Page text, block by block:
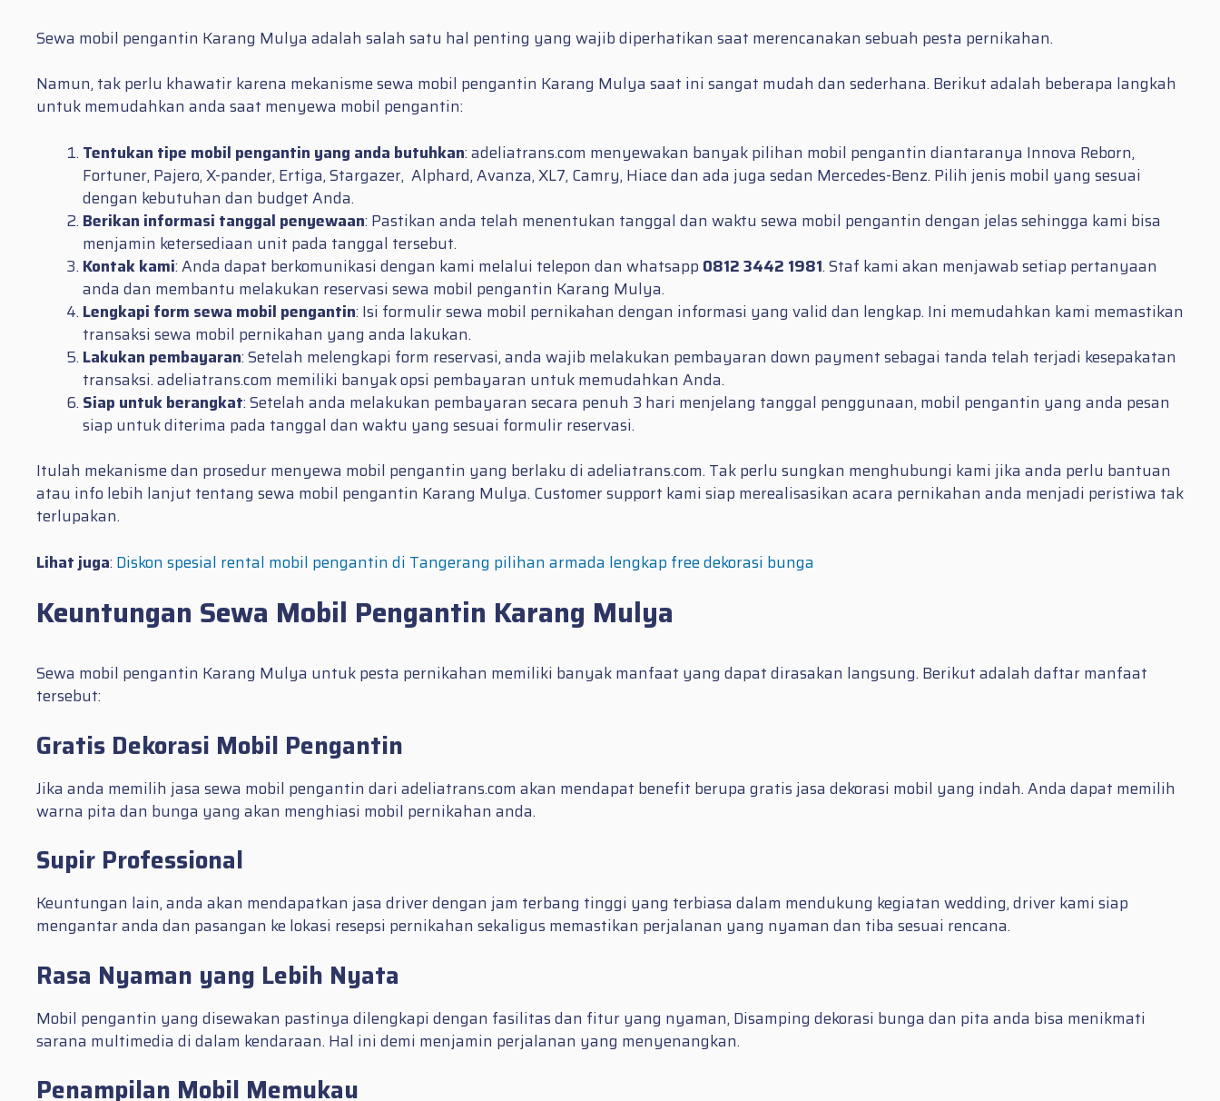
Sewa mobil pengantin Karang Mulya adalah salah satu hal penting yang wajib diperhatikan saat merencanakan sebuah pesta pernikahan.
Namun, tak perlu khawatir karena mekanisme sewa mobil pengantin Karang Mulya saat ini sangat mudah dan sederhana. Berikut adalah beberapa langkah
untuk memudahkan anda saat menyewa mobil pengantin:
Tentukan tipe mobil pengantin yang anda butuhkan: adeliatrans.com menyewakan banyak pilihan mobil pengantin diantaranya Innova Reborn,
Fortuner, Pajero, X-pander, Ertiga, Stargazer, Alphard, Avanza, XL7, Camry, Hiace dan ada juga sedan Mercedes-Benz. Pilih jenis mobil yang sesuai
dengan kebutuhan dan budget Anda.
Berikan informasi tanggal penyewaan: Pastikan anda telah menentukan tanggal dan waktu sewa mobil pengantin dengan jelas sehingga kami bisa
menjamin ketersediaan unit pada tanggal tersebut.
Kontak kami: Anda dapat berkomunikasi dengan kami melalui telepon dan whatsapp 0812 3442 1981. Staf kami akan menjawab setiap pertanyaan
anda dan membantu melakukan reservasi sewa mobil pengantin Karang Mulya.
Lengkapi form sewa mobil pengantin: Isi formulir sewa mobil pernikahan dengan informasi yang valid dan lengkap. Ini memudahkan kami memastikan
transaksi sewa mobil pernikahan yang anda lakukan.
Lakukan pembayaran: Setelah melengkapi form reservasi, anda wajib melakukan pembayaran down payment sebagai tanda telah terjadi kesepakatan
transaksi. adeliatrans.com memiliki banyak opsi pembayaran untuk memudahkan Anda.
Siap untuk berangkat: Setelah anda melakukan pembayaran secara penuh 3 hari menjelang tanggal penggunaan, mobil pengantin yang anda pesan
siap untuk diterima pada tanggal dan waktu yang sesuai formulir reservasi.
Itulah mekanisme dan prosedur menyewa mobil pengantin yang berlaku di adeliatrans.com. Tak perlu sungkan menghubungi kami jika anda perlu bantuan
atau info lebih lanjut tentang sewa mobil pengantin Karang Mulya. Customer support kami siap merealisasikan acara pernikahan anda menjadi peristiwa tak
terlupakan.
Lihat juga: Diskon spesial rental mobil pengantin di Tangerang pilihan armada lengkap free dekorasi bunga
Keuntungan Sewa Mobil Pengantin Karang Mulya
Sewa mobil pengantin Karang Mulya untuk pesta pernikahan memiliki banyak manfaat yang dapat dirasakan langsung. Berikut adalah daftar manfaat
tersebut:
Gratis Dekorasi Mobil Pengantin
Jika anda memilih jasa sewa mobil pengantin dari adeliatrans.com akan mendapat benefit berupa gratis jasa dekorasi mobil yang indah. Anda dapat memilih
warna pita dan bunga yang akan menghiasi mobil pernikahan anda.
Supir Professional
Keuntungan lain, anda akan mendapatkan jasa driver dengan jam terbang tinggi yang terbiasa dalam mendukung kegiatan wedding, driver kami siap
mengantar anda dan pasangan ke lokasi resepsi pernikahan sekaligus memastikan perjalanan yang nyaman dan tiba sesuai rencana.
Rasa Nyaman yang Lebih Nyata
Mobil pengantin yang disewakan pastinya dilengkapi dengan fasilitas dan fitur yang nyaman, Disamping dekorasi bunga dan pita anda bisa menikmati
sarana multimedia di dalam kendaraan. Hal ini demi menjamin perjalanan yang menyenangkan.
Penampilan Mobil Memukau